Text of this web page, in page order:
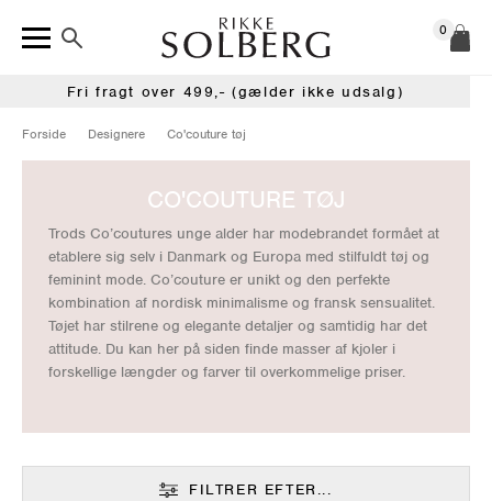
0
Fri fragt over 499,- (gælder ikke udsalg)
Forside Designere Co'couture tøj
CO'COUTURE TØJ
Trods Co’coutures unge alder har modebrandet formået at
etablere sig selv i Danmark og Europa med stilfuldt tøj og
feminint mode. Co’couture er unikt og den perfekte
kombination af nordisk minimalisme og fransk sensualitet.
Tøjet har stilrene og elegante detaljer og samtidig har det
attitude. Du kan her på siden finde masser af kjoler i
forskellige længder og farver til overkommelige priser.
FILTRER EFTER...